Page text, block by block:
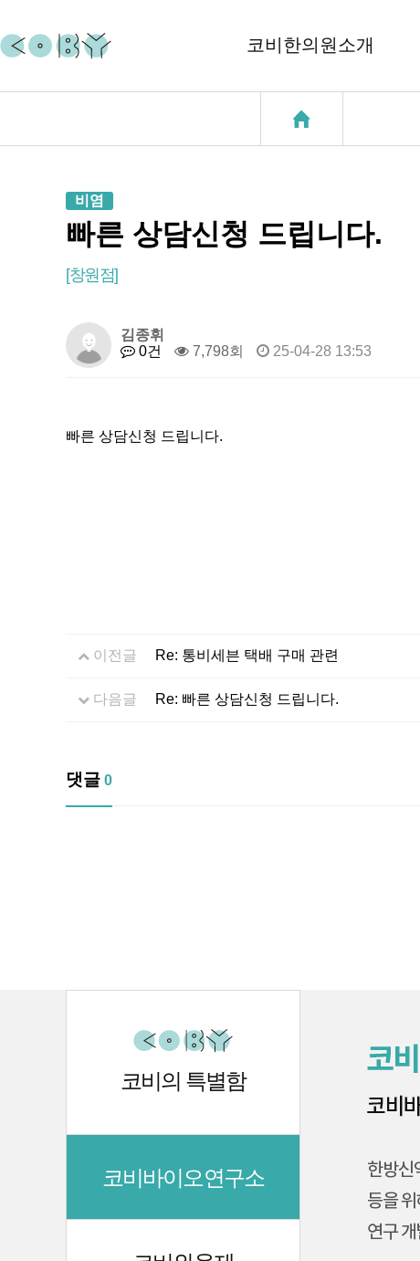
코비한의원소개
천식
비염
빠른 상담신청 드립니다.
[창원점]
김종휘
0건
7,798회 25-04-28 13:53
빠른 상담신청 드립니다.
이전글 Re: 통비세븐 택배 구매 관련
다음글 Re: 빠른 상담신청 드립니다.
댓글 0
코비의 특별함
코비바이오연구소